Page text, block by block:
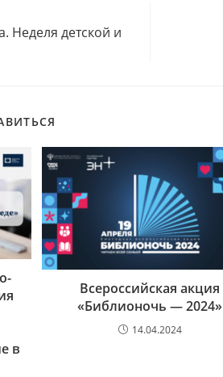
Неделя детской и
в
Всероссийская акция
«Библионочь — 2024»
14.04.2024